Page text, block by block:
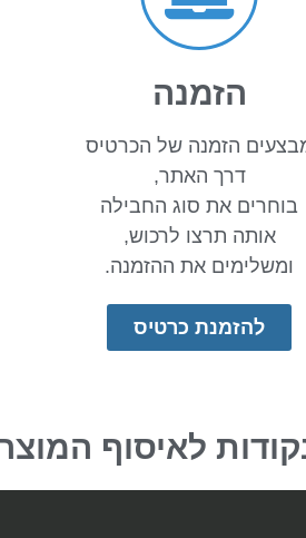
הזמנה
הזמנה של הכרטיס
דרך האתר,
בוחרים את סוג החבילה
אותה תרצו לרכוש,
ומשלימים את ההזמנה.
להזמנת כרטיס
לאיסוף